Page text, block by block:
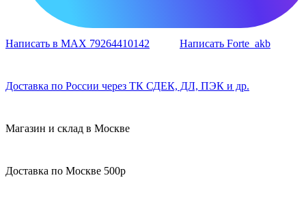
Написать в MAX 79264410142 Написать Forte_akb
Доставка по России через ТК СДЕК, ДЛ, ПЭК и др.
Магазин и склад в Москве
Доставка по Москве 500р